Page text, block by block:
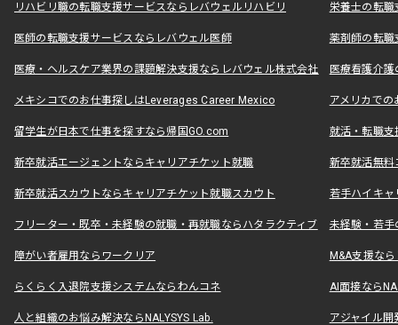
リハビリ職の転職支援サービスならレバウェルリハビリ 栄養士の転
医師の転職支援サービスならレバウェル医師 薬剤師の転
医療・ヘルスケア業界の課題解決支援ならレバウェル株式会社 医療看護介
メキシコでのお仕事探しはLeverages Career Mexico アメリカで
留学生が日本で仕事を探すなら帰国GO.com 就活・転職
新卒就活エージェントならキャリアチケット就職 新卒就活無料
新卒就活スカウトならキャリアチケット就職スカウト 若手ハイキ
フリーター・既卒・未経験の就職・再就職ならハタラクティブ 未経験・若手
障がい者雇用ならワークリア M&A支援な
らくらく入退院支援システムならわんコネ AI面接なら
人と組織のお悩み解決ならNALYSYS Lab. アジャイル